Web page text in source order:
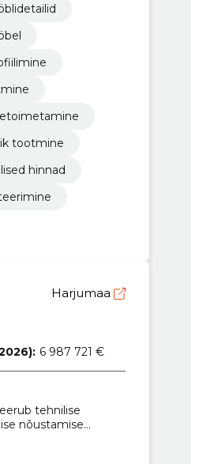
tootmine
hinnad
Harjumaa
6 987 721 €
tehnilise
nõustamise